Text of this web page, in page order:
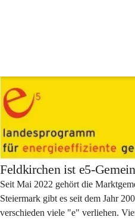
Feldkirchen ist e5-
Seit Mai 2022 gehört die
Steiermark gibt es seit dem Jahr
verschieden viele "e" verliehen.